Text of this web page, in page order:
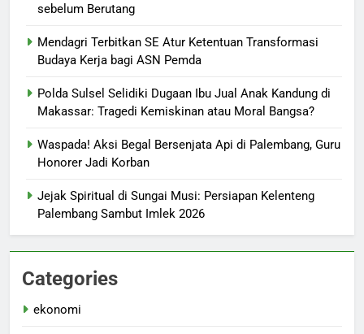
sebelum Berutang
Mendagri Terbitkan SE Atur Ketentuan Transformasi
Budaya Kerja bagi ASN Pemda
Polda Sulsel Selidiki Dugaan Ibu Jual Anak Kandung di
Makassar: Tragedi Kemiskinan atau Moral Bangsa?
Waspada! Aksi Begal Bersenjata Api di Palembang, Guru
Honorer Jadi Korban
Jejak Spiritual di Sungai Musi: Persiapan Kelenteng
Palembang Sambut Imlek 2026
Categories
ekonomi